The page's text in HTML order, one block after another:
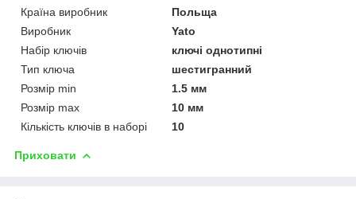
Країна виробник
Польща
Виробник
Yato
Набір ключів
ключі однотипні
Тип ключа
шестигранний
Розмір min
1.5 мм
Розмір max
10 мм
Кількість ключів в наборі
10
Приховати